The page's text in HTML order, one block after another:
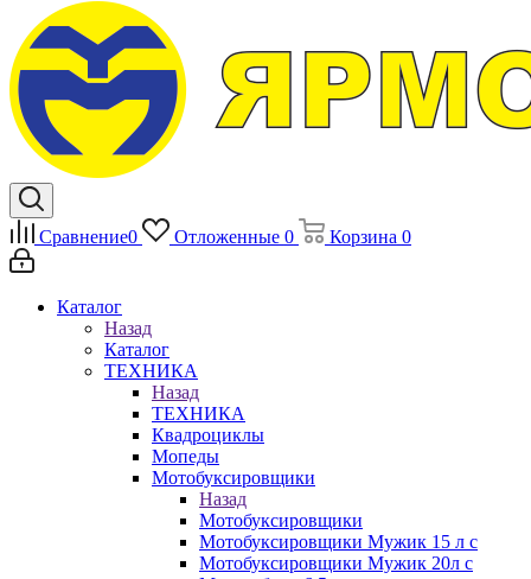
Сравнение0 Отложенные 0 Корзина 0
Каталог
Назад
Каталог
ТЕХНИКА
Назад
ТЕХНИКА
Квадроциклы
Мопеды
Мотобуксировщики
Назад
Мотобуксировщики
Мотобуксировщики Мужик 15 л с
Мотобуксировщики Мужик 20л с